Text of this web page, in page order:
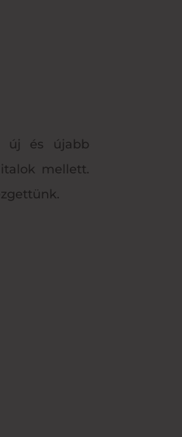
új és újabb
mellett.